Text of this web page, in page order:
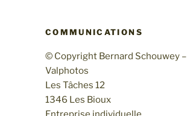
COMMUNICATIONS
© Copyright Bernard Schouwey –
Valphotos
Les Tâches 12
1346 Les Bioux